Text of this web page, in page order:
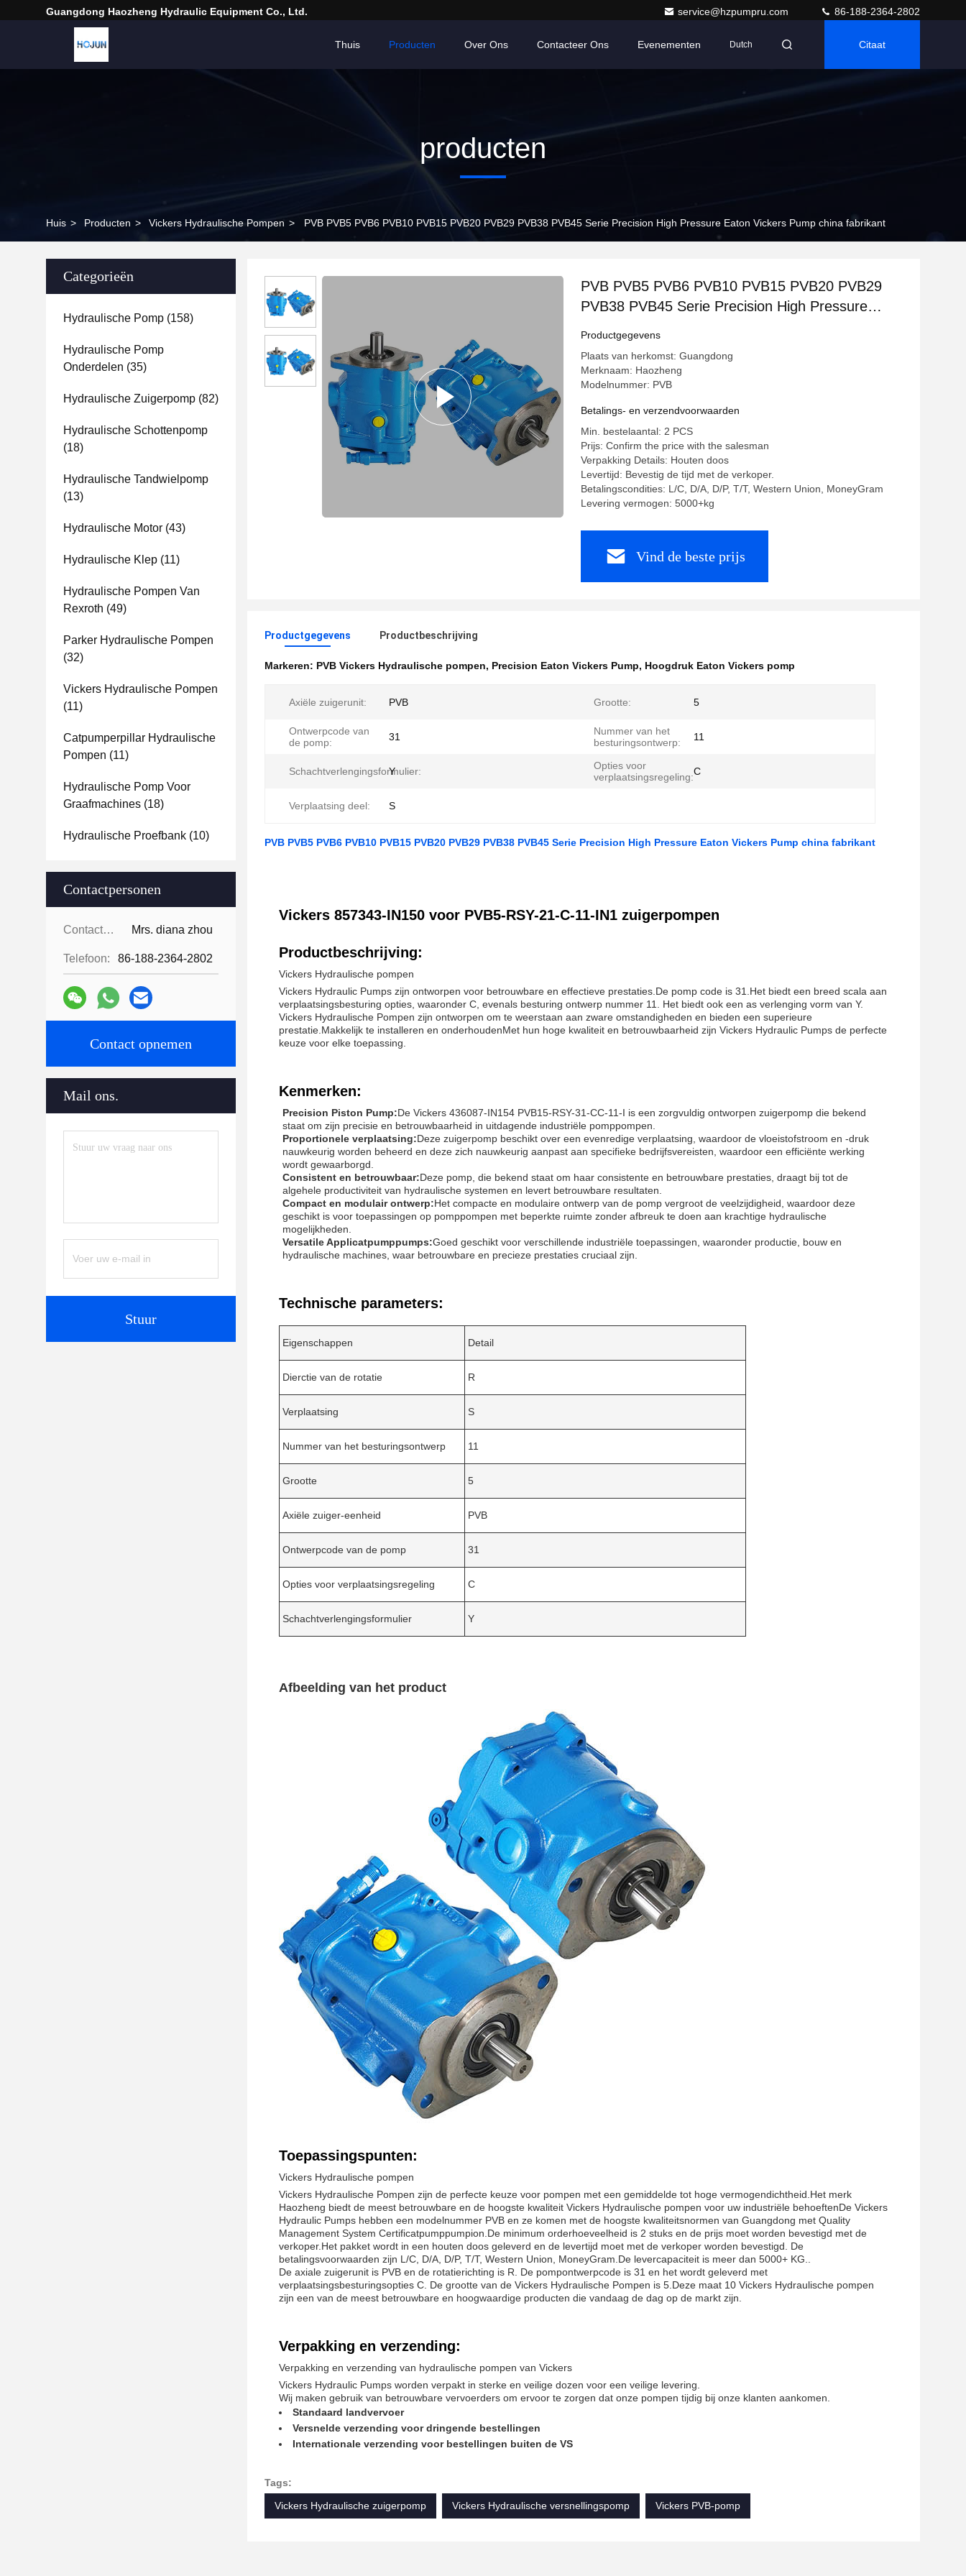
Guangdong Haozheng Hydraulic Equipment Co., Ltd. service@hzpumpru.com 86-188-2364-2802
Thuis Producten Over Ons Contacteer Ons Evenementen Dutch Citaat
producten
Huis > Producten > Vickers Hydraulische Pompen > PVB PVB5 PVB6 PVB10 PVB15 PVB20 PVB29 PVB38 PVB45 Serie Precision High Pressure Eaton Vickers Pump china fabrikant
Categorieën
Hydraulische Pomp (158)
Hydraulische Pomp
Onderdelen (35)
Hydraulische Zuigerpomp (82)
Hydraulische Schottenpomp
(18)
Hydraulische Tandwielpomp
(13)
Hydraulische Motor (43)
Hydraulische Klep (11)
Hydraulische Pompen Van
Rexroth (49)
Parker Hydraulische Pompen
(32)
Vickers Hydraulische Pompen
(11)
Catpumperpillar Hydraulische
Pompen (11)
Hydraulische Pomp Voor
Graafmachines (18)
Hydraulische Proefbank (10)
Contactpersonen
Contactpersonen: Mrs. diana zhou
Telefoon: 86-188-2364-2802
Contact opnemen
Mail ons.
Stuur
PVB PVB5 PVB6 PVB10 PVB15 PVB20 PVB29
PVB38 PVB45 Serie Precision High Pressure
Productgegevens
Plaats van herkomst: Guangdong
Merknaam: Haozheng
Modelnummer: PVB
Betalings- en verzendvoorwaarden
Min. bestelaantal: 2 PCS
Prijs: Confirm the price with the salesman
Verpakking Details: Houten doos
Levertijd: Bevestig de tijd met de verkoper.
Betalingscondities: L/C, D/A, D/P, T/T, Western Union, MoneyGram
Levering vermogen: 5000+kg
Vind de beste prijs
Productgegevens Productbeschrijving
Markeren: PVB Vickers Hydraulische pompen, Precision Eaton Vickers Pump, Hoogdruk Eaton Vickers pomp
Axiële zuigerunit: PVB Grootte: 5
Ontwerpcode van
de pomp:
31
Nummer van het
besturingsontwerp:
11
Schachtverlengingsformulier:
Y
Opties voor
verplaatsingsregeling:C
Verplaatsing deel: S
PVB PVB5 PVB6 PVB10 PVB15 PVB20 PVB29 PVB38 PVB45 Serie Precision High Pressure Eaton Vickers Pump china fabrikant
Vickers 857343-IN150 voor PVB5-RSY-21-C-11-IN1 zuigerpompen
Productbeschrijving:
Vickers Hydraulische pompen
Vickers Hydraulic Pumps zijn ontworpen voor betrouwbare en effectieve prestaties.De pomp code is 31.Het biedt een breed scala aan
verplaatsingsbesturing opties, waaronder C, evenals besturing ontwerp nummer 11. Het biedt ook een as verlenging vorm van Y.
Vickers Hydraulische Pompen zijn ontworpen om te weerstaan aan zware omstandigheden en bieden een superieure
prestatie.Makkelijk te installeren en onderhoudenMet hun hoge kwaliteit en betrouwbaarheid zijn Vickers Hydraulic Pumps de perfecte
keuze voor elke toepassing.
Kenmerken:
Precision Piston Pump:De Vickers 436087-IN154 PVB15-RSY-31-CC-11-I is een zorgvuldig ontworpen zuigerpomp die bekend
staat om zijn precisie en betrouwbaarheid in uitdagende industriële pomppompen.
Proportionele verplaatsing:Deze zuigerpomp beschikt over een evenredige verplaatsing, waardoor de vloeistofstroom en -druk
nauwkeurig worden beheerd en deze zich nauwkeurig aanpast aan specifieke bedrijfsvereisten, waardoor een efficiënte werking
wordt gewaarborgd.
Consistent en betrouwbaar:Deze pomp, die bekend staat om haar consistente en betrouwbare prestaties, draagt bij tot de
algehele productiviteit van hydraulische systemen en levert betrouwbare resultaten.
Compact en modulair ontwerp:Het compacte en modulaire ontwerp van de pomp vergroot de veelzijdigheid, waardoor deze
geschikt is voor toepassingen op pomppompen met beperkte ruimte zonder afbreuk te doen aan krachtige hydraulische
mogelijkheden.
Versatile Applicatpumppumps:Goed geschikt voor verschillende industriële toepassingen, waaronder productie, bouw en
hydraulische machines, waar betrouwbare en precieze prestaties cruciaal zijn.
Technische parameters:
Eigenschappen Detail
Dierctie van de rotatie R
Verplaatsing S
Nummer van het besturingsontwerp 11
Grootte 5
Axiële zuiger-eenheid PVB
Ontwerpcode van de pomp 31
Opties voor verplaatsingsregeling C
Schachtverlengingsformulier Y
Afbeelding van het product
Toepassingspunten:
Vickers Hydraulische pompen
Vickers Hydraulische Pompen zijn de perfecte keuze voor pompen met een gemiddelde tot hoge vermogendichtheid.Het merk
Haozheng biedt de meest betrouwbare en de hoogste kwaliteit Vickers Hydraulische pompen voor uw industriële behoeftenDe Vickers
Hydraulic Pumps hebben een modelnummer PVB en ze komen met de hoogste kwaliteitsnormen van Guangdong met Quality
Management System Certificatpumppumpion.De minimum orderhoeveelheid is 2 stuks en de prijs moet worden bevestigd met de
verkoper.Het pakket wordt in een houten doos geleverd en de levertijd moet met de verkoper worden bevestigd. De
betalingsvoorwaarden zijn L/C, D/A, D/P, T/T, Western Union, MoneyGram.De levercapaciteit is meer dan 5000+ KG..
De axiale zuigerunit is PVB en de rotatierichting is R. De pompontwerpcode is 31 en het wordt geleverd met
verplaatsingsbesturingsopties C. De grootte van de Vickers Hydraulische Pompen is 5.Deze maat 10 Vickers Hydraulische pompen
zijn een van de meest betrouwbare en hoogwaardige producten die vandaag de dag op de markt zijn.
Verpakking en verzending:
Verpakking en verzending van hydraulische pompen van Vickers
Vickers Hydraulic Pumps worden verpakt in sterke en veilige dozen voor een veilige levering.
Wij maken gebruik van betrouwbare vervoerders om ervoor te zorgen dat onze pompen tijdig bij onze klanten aankomen.
Standaard landvervoer
Versnelde verzending voor dringende bestellingen
Internationale verzending voor bestellingen buiten de VS
Tags:
Vickers Hydraulische zuigerpomp
Vickers Hydraulische versnellingspomp Vickers PVB-pomp